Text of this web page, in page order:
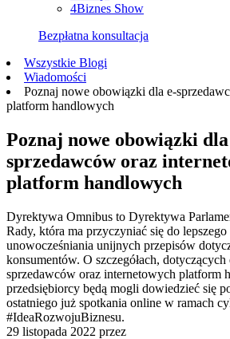
4Biznes Show
Bezpłatna konsultacja
Wszystkie Blogi
Wiadomości
Poznaj nowe obowiązki dla e-
platform handlowych
Poznaj nowe obowiązki
sprzedawców oraz
platform handlowych
Dyrektywa Omnibus to Dyrektywa
Rady, która ma przyczyniać się do
unowocześniania unijnych przepisów
konsumentów. O szczegółach,
sprzedawców oraz internetowych platform
przedsiębiorcy będą mogli dowiedzieć się
ostatniego już spotkania online w ramach
#IdeaRozwojuBiznesu.
29 listopada 2022 przez